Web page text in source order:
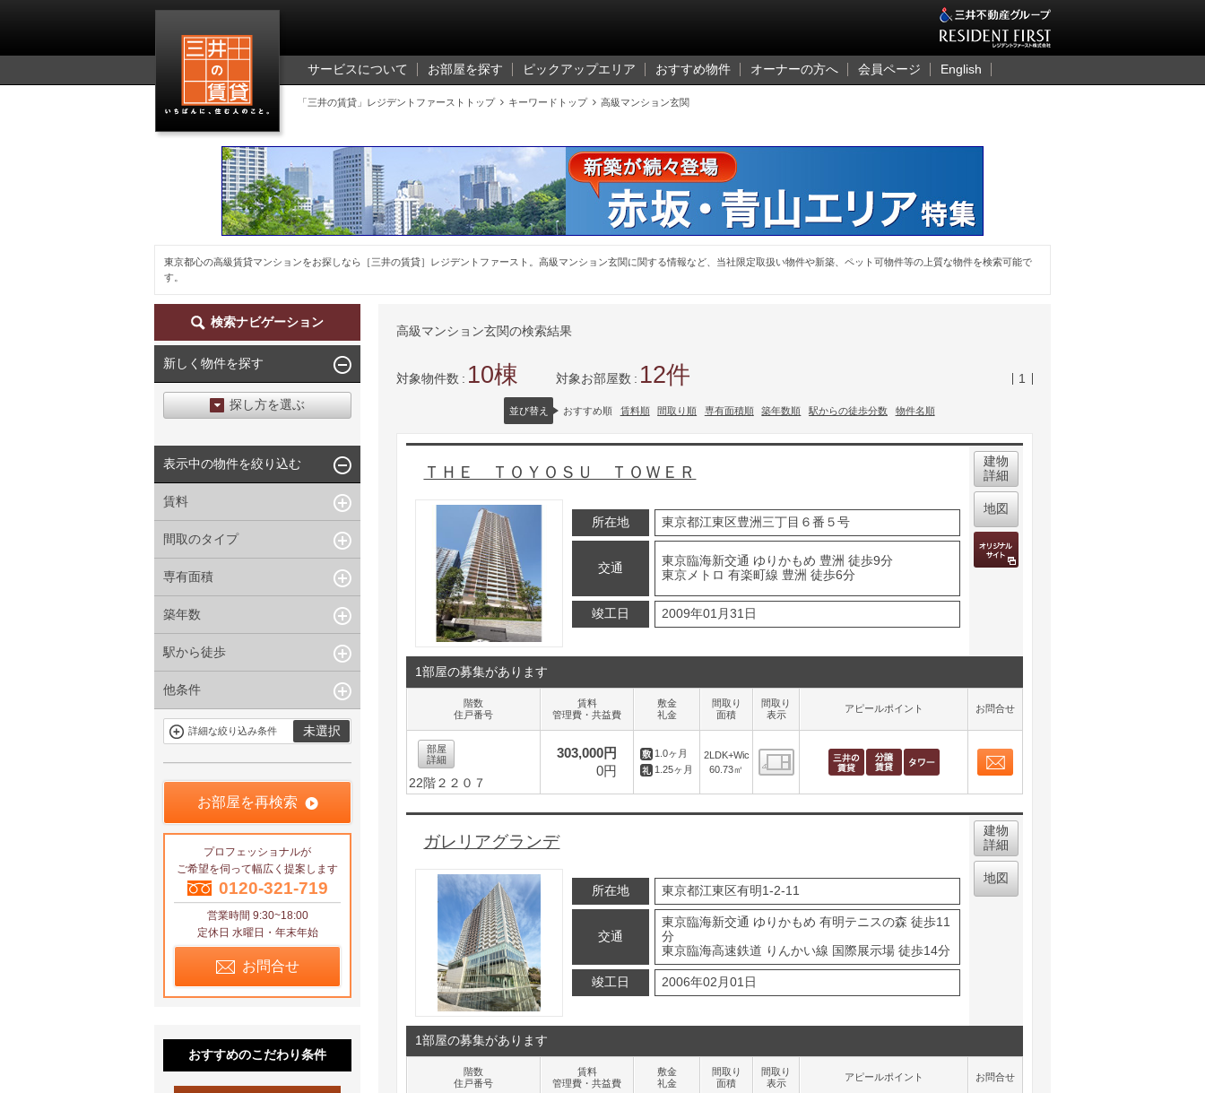
サービスについて お部屋を探す ピックアップエリア おすすめ物件 オーナーの方へ 会員ページ English
「三井の賃貸」レジデントファーストトップ  キーワードトップ  高級マンション玄関
東京都心の高級賃貸マンションをお探しなら［三井の賃貸］レジデントファースト。高級マンション玄関に関する情報など、当社限定取扱い物件や新築、ペット可物件等の上質な物件を検索可能で
す。
高級マンション玄関の検索結果
対象物件数 10 対象お部屋数 12 1
並び替え おすすめ順 賃料順 間取り順 専有面積順 築年数順 駅からの徒歩分数 物件名順
ＴＨＥ ＴＯＹＯＳＵ ＴＯＷＥＲ
所在地 東京都江東区豊洲三丁目６番５号
交通
東京臨海新交通 ゆりかもめ 豊洲 徒歩9分
東京メトロ 有楽町線 豊洲 徒歩6分
竣工日 2009年01月31日
建物
詳細
地図
1部屋の募集があります
階数
住戸番号
賃料
管理費・共益費
敷金
礼金
間取り
面積
間取り
表示
アピールポイント お問合せ
部屋
詳細
22階２２０７
303,000円
0円
1.0ヶ月
1.25ヶ月
2LDK+Wic
60.73㎡
ガレリアグランデ
所在地 東京都江東区有明1-2-11
交通
東京臨海新交通 ゆりかもめ 有明テニスの森 徒歩11
分
東京臨海高速鉄道 りんかい線 国際展示場 徒歩14分
竣工日 2006年02月01日
建物
詳細
地図
1部屋の募集があります
階数
住戸番号
賃料
管理費・共益費
敷金
礼金
間取り
面積
間取り
表示
アピールポイント お問合せ
検索ナビゲーション
新しく物件を探す
探し方を選ぶ
区から探す
地図から探す
沿線から探す
表示中の物件を絞り込む
賃料
下限なし
礼金なし
敷金なし
礼金１ヶ月以下
フリーレント付き
間取のタイプ
1R〜1K
1DK〜1LDK
4LDK〜
専有面積
指定なし
築年数
指定なし
5年以内
15年以内
駅から徒歩
指定なし
10分以内
15分以内
他条件
駐車場有
当社限定物件
まない
件
申込無し物件
のみ表示
詳細な絞り込み条件 未選択
お部屋を再検索
プロフェッショナルが
ご希望を伺って幅広く提案します
0120-321-719
営業時間 9:30~18:00
定休日 水曜日・年末年始
お問合せ
おすすめのこだわり条件